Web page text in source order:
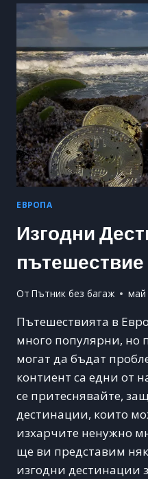
И
В
ЕДНО
ЕВРОПА
Изгодни
пътешествие
От Пътник без багаж май
Пътешествията в
много популярни, но
могат да бъдат
контиент са едни от
се притеснявайте,
дестинации, които
изхарчите ненужно
ще ви представим
изгодни дестинации